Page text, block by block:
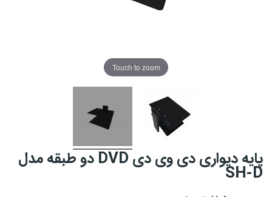
Touch to zoom
پایه دیواری دی وی دی DVD دو طبقه مدل
SH-D